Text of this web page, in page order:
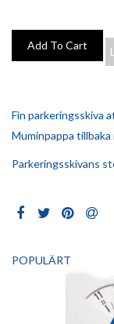
Fin parkeringsskiva
Muminpappa tillbaka
Parkeringsskivans
POPULÄRT